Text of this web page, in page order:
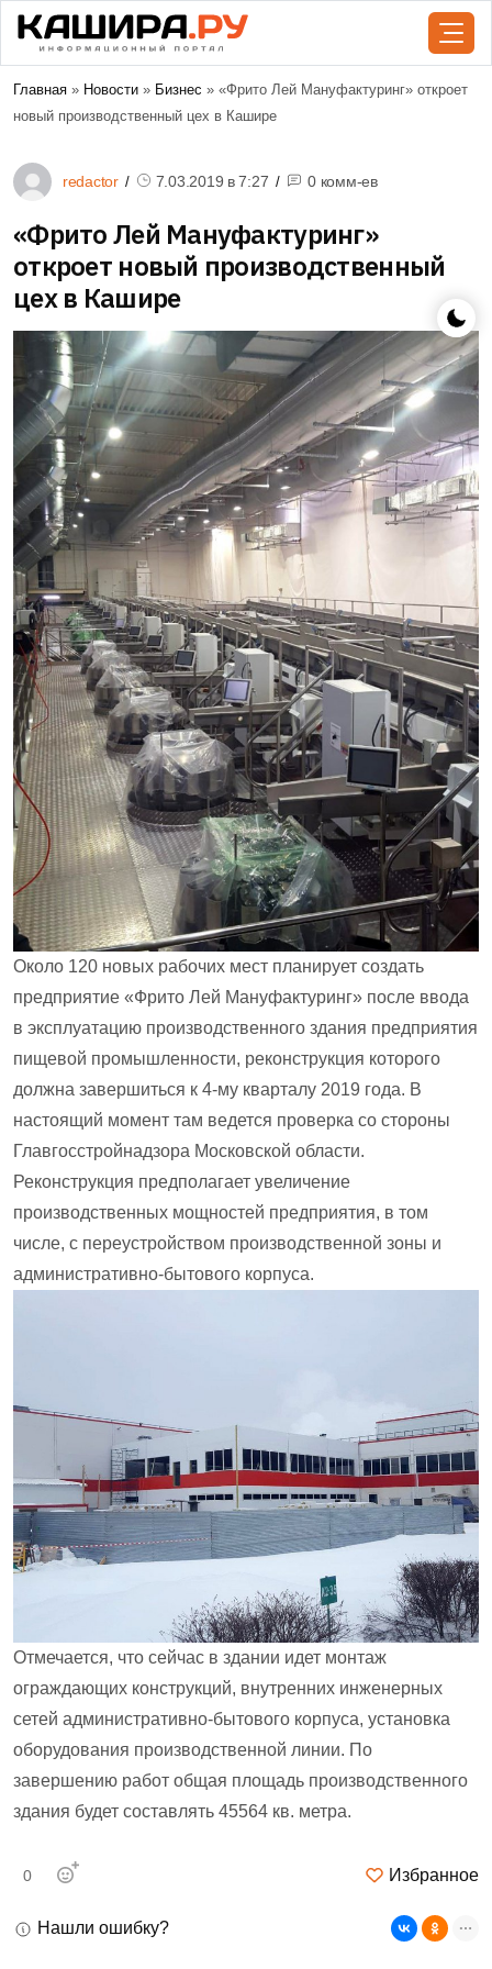
Главная » Новости » Бизнес » «Фрито Лей Мануфактуринг» откроет
новый производственный цех в Кашире
redactor 7.03.2019 в7:27 0 комм-ев
«Фрито Лей Мануфактуринг»
откроет новый производственный
цех в Кашире
Около 120 новых рабочих мест планирует создать
предприятие «Фрито Лей Мануфактуринг» после ввода
в эксплуатацию производственного здания предприятия
пищевой промышленности, реконструкция которого
должна завершиться к 4-му кварталу 2019 года. В
настоящий момент там ведется проверка со стороны
Главгосстройнадзора Московской области.
Реконструкция предполагает увеличение
производственных мощностей предприятия, в том
числе, с переустройством производственной зоны и
административно-бытового корпуса.
Отмечается, что сейчас в здании идет монтаж
ограждающих конструкций, внутренних инженерных
сетей административно-бытового корпуса, установка
оборудования производственной линии. По
завершению работ общая площадь производственного
здания будет составлять 45564 кв. метра.
0 Избранное
Нашли ошибку?